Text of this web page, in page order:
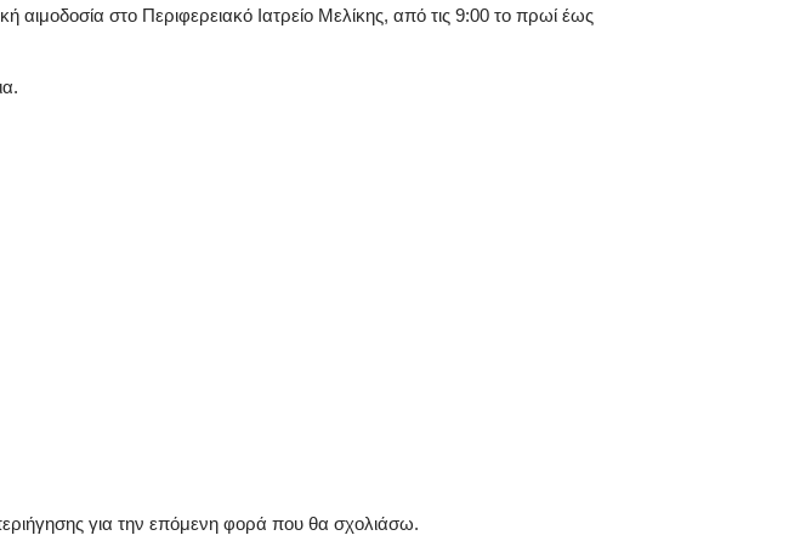
στο Περιφερειακό Ιατρείο Μελίκης, από τις 9:00 το πρωί έως
για την επόμενη φορά που θα σχολιάσω.